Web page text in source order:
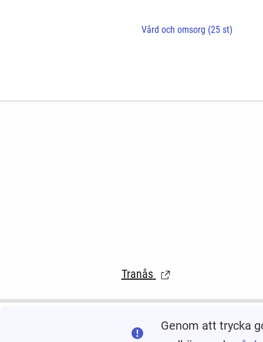
Vård och omsorg (25 st)
Tranås (Länk till extern sida.)
Genom att trycka